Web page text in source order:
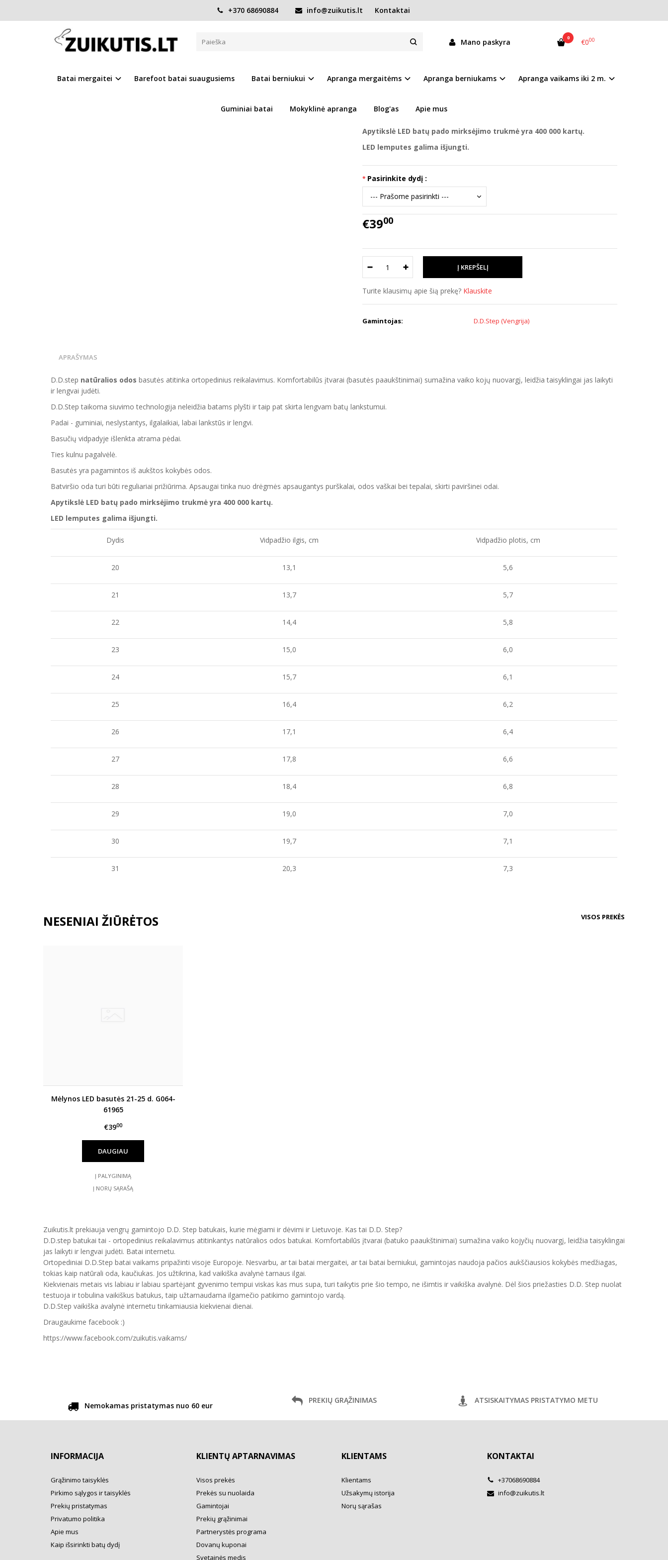
+370 68690884 info@zuikutis.lt Kontaktai
Mano paskyra 0 €000
Batai mergaitei Barefoot batai suaugusiems Batai berniukui Apranga mergaitėms Apranga berniukams Apranga vaikams iki 2 m.
Guminiai batai Mokyklinė apranga Blog'as Apie mus
Pagrindinis D.D.Step batai mergaitėms Mėlynos LED basutės 21-25 d. G064-61965
MĖLYNOS LED BASUTĖS 21-25 D. G064-61965
Į PALYGINIMĄ Į NORŲ SĄRAŠĄ
Prekės kodas:
15569-G064-61965
Tikslūs batų išmatavimai nurodyti prekės aprašyme.
Apytikslė LED batų pado mirksėjimo trukmė yra 400 000 kartų.
LED lemputes galima išjungti.
Pasirinkite dydį :
€3900
Turite klausimų apie šią prekę? Klauskite
Gamintojas: D.D.Step (Vengrija)
APRAŠYMAS
D.D.step natūralios odos basutės atitinka ortopedinius reikalavimus. Komfortabilūs įtvarai (basutės paaukštinimai) sumažina vaiko kojų nuovargį, leidžia taisyklingai jas laikyti
ir lengvai judėti.
D.D.Step taikoma siuvimo technologija neleidžia batams plyšti ir taip pat skirta lengvam batų lankstumui.
Padai - guminiai, neslystantys, ilgalaikiai, labai lankstūs ir lengvi.
Basučių vidpadyje išlenkta atrama pėdai.
Ties kulnu pagalvėlė.
Basutės yra pagamintos iš aukštos kokybės odos.
Batviršio oda turi būti reguliariai prižiūrima. Apsaugai tinka nuo drėgmės apsaugantys purškalai, odos vaškai bei tepalai, skirti paviršinei odai.
Apytikslė LED batų pado mirksėjimo trukmė yra 400 000 kartų.
LED lemputes galima išjungti.
Dydis Vidpadžio ilgis, cm Vidpadžio plotis, cm
20 13,1 5,6
21 13,7 5,7
22 14,4 5,8
23 15,0 6,0
24 15,7 6,1
25 16,4 6,2
26 17,1 6,4
27 17,8 6,6
28 18,4 6,8
29 19,0 7,0
30 19,7 7,1
31 20,3 7,3
NESENIAI ŽIŪRĖTOS VISOS PREKĖS
Mėlynos LED basutės 21-25 d. G064-
61965
€3900
DAUGIAU
Į PALYGINIMĄ
Į NORŲ SĄRAŠĄ
Zuikutis.lt prekiauja vengrų gamintojo D.D. Step batukais, kurie mėgiami ir dėvimi ir Lietuvoje. Kas tai D.D. Step?
D.D.step batukai tai - ortopedinius reikalavimus atitinkantys natūralios odos batukai. Komfortabilūs įtvarai (batuko paaukštinimai) sumažina vaiko kojyčių nuovargį, leidžia taisyklingai
jas laikyti ir lengvai judėti. Batai internetu.
Ortopediniai D.D.Step batai vaikams pripažinti visoje Europoje. Nesvarbu, ar tai batai mergaitei, ar tai batai berniukui, gamintojas naudoja pačios aukščiausios kokybės medžiagas,
tokias kaip natūrali oda, kaučiukas. Jos užtikrina, kad vaikiška avalynė tarnaus ilgai.
Kiekvienais metais vis labiau ir labiau spartėjant gyvenimo tempui viskas kas mus supa, turi taikytis prie šio tempo, ne išimtis ir vaikiška avalynė. Dėl šios priežasties D.D. Step nuolat
testuoja ir tobulina vaikiškus batukus, taip užtarnaudama ilgamečio patikimo gamintojo vardą.
D.D.Step vaikiška avalynė internetu tinkamiausia kiekvienai dienai.
Draugaukime facebook :)
https://www.facebook.com/zuikutis.vaikams/
Nemokamas pristatymas nuo 60 eur
PREKIŲ GRĄŽINIMAS ATSISKAITYMAS PRISTATYMO METU
INFORMACIJA
Grąžinimo taisyklės
Pirkimo sąlygos ir taisyklės
Prekių pristatymas
Privatumo politika
Apie mus
Kaip išsirinkti batų dydį
KLIENTŲ APTARNAVIMAS
Visos prekės
Prekės su nuolaida
Gamintojai
Prekių grąžinimai
Partnerystės programa
Dovanų kuponai
Svetainės medis
KLIENTAMS
Klientams
Užsakymų istorija
Norų sąrašas
KONTAKTAI
+37068690884
info@zuikutis.lt